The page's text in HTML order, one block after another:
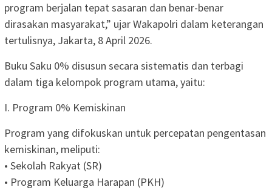
program berjalan tepat sasaran dan benar-benar
dirasakan masyarakat,” ujar Wakapolri dalam keterangan
tertulisnya, Jakarta, 8 April 2026.
Buku Saku 0% disusun secara sistematis dan terbagi
dalam tiga kelompok program utama, yaitu:
I. Program 0% Kemiskinan
Program yang difokuskan untuk percepatan pengentasan
kemiskinan, meliputi:
• Sekolah Rakyat (SR)
• Program Keluarga Harapan (PKH)